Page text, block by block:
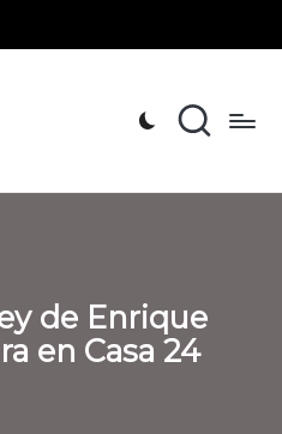
de Enrique
en Casa 24